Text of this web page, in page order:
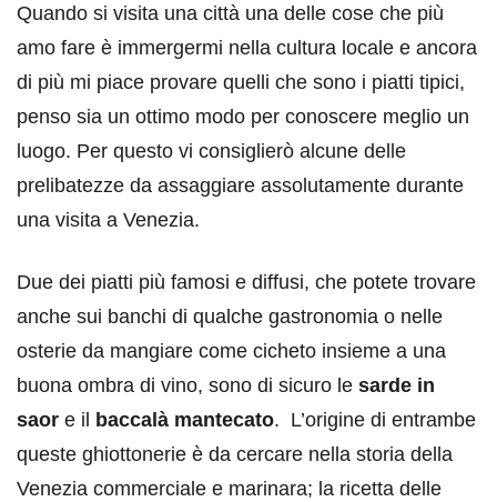
Quando si visita una città una delle cose che più
amo fare è immergermi nella cultura locale e ancora
di più mi piace provare quelli che sono i piatti tipici,
penso sia un ottimo modo per conoscere meglio un
luogo. Per questo vi consiglierò alcune delle
prelibatezze da assaggiare assolutamente durante
una visita a Venezia.
Due dei piatti più famosi e diffusi, che potete trovare
anche sui banchi di qualche gastronomia o nelle
osterie da mangiare come cicheto insieme a una
buona ombra di vino, sono di sicuro le sarde in
saor e il baccalà mantecato. L’origine di entrambe
queste ghiottonerie è da cercare nella storia della
Venezia commerciale e marinara; la ricetta delle